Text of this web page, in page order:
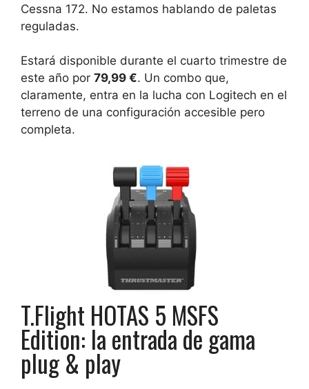
Cessna 172. No estamos hablando de paletas
reguladas.
Estará disponible durante el cuarto trimestre de
este año por 79,99 €. Un combo que,
claramente, entra en la lucha con Logitech en el
terreno de una configuración accesible pero
completa.
T.Flight HOTAS 5 MSFS
Edition: la entrada de gama
plug & play